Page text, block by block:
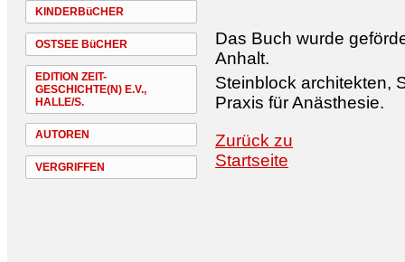
KINDERBüCHER
OSTSEE BüCHER
EDITION ZEIT-
GESCHICHTE(N) E.V.,
HALLE/S.
AUTOREN
VERGRIFFEN
Das Buch wurde
Anhalt.
Steinblock architekten,
Praxis für Anästhesie.
Zurück zu
Startseite